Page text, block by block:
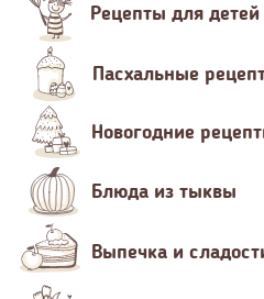
Рецепты для детей
Пасхальные
Новогодние
Блюда из тыквы
Выпечка и